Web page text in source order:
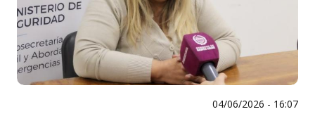
04/06/2026 - 16:07